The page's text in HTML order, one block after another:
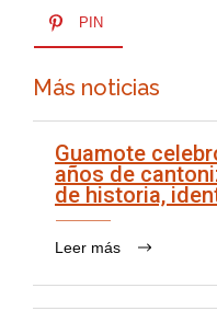
PIN
Más noticias
Guamote
años de
de historia,
Leer más